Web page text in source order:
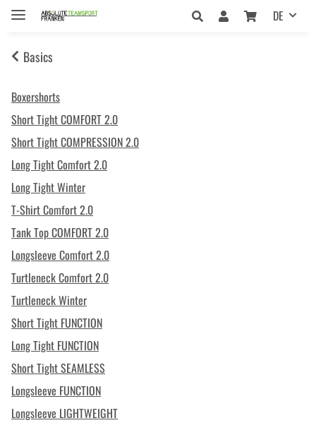
DE
Basics
Boxershorts
Short Tight COMFORT 2.0
Short Tight COMPRESSION 2.0
Long Tight Comfort 2.0
Long Tight Winter
T-Shirt Comfort 2.0
Tank Top COMFORT 2.0
Longsleeve Comfort 2.0
Turtleneck Comfort 2.0
Turtleneck Winter
Short Tight FUNCTION
Long Tight FUNCTION
Short Tight SEAMLESS
Longsleeve FUNCTION
Longsleeve LIGHTWEIGHT